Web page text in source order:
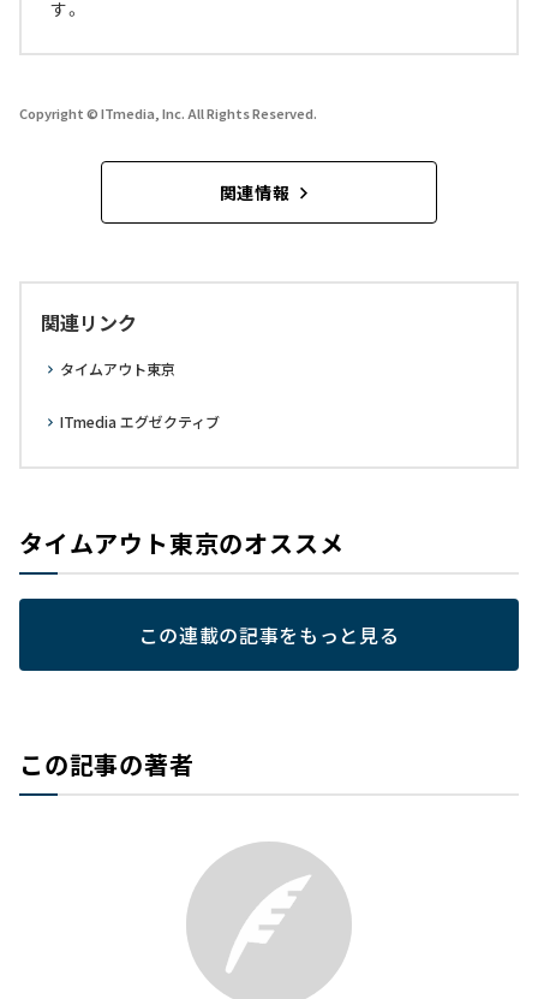
す。
Copyright © ITmedia, Inc. All Rights Reserved.
関連情報
関連リンク
タイムアウト東京
ITmedia エグゼクティブ
タイムアウト東京のオススメ
この連載の記事をもっと見る
この記事の著者